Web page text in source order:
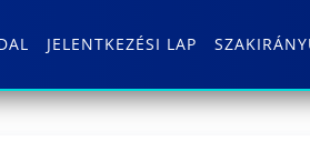
JELENTKEZÉSI LAP